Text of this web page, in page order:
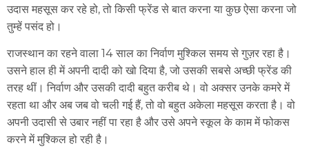
उदास महसूस कर रहे हो, तो किसी फ्रेंड से बात करना या कुछ ऐसा करना जो
तुम्हें पसंद हो।
राजस्थान का रहने वाला 14 साल का निर्वाण मुश्किल समय से गुज़र रहा है।
उसने हाल ही में अपनी दादी को खो दिया है, जो उसकी सबसे अच्छी फ्रेंड की
तरह थीं। निर्वाण और उसकी दादी बहुत करीब थे। वो अक्सर उनके कमरे में
रहता था और अब जब वो चली गई हैं, तो वो बहुत अकेला महसूस करता है। वो
अपनी उदासी से उबार नहीं पा रहा है और उसे अपने स्कूल के काम में फोकस
करने में मुश्किल हो रही है।